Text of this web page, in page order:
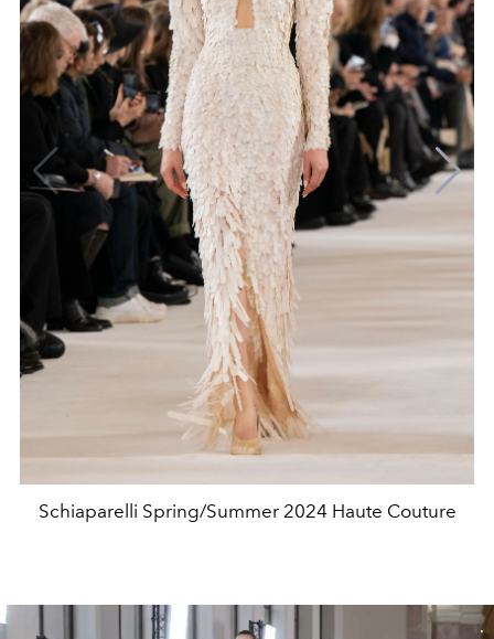
Schiaparelli Spring/Summer 2024 Haute Couture